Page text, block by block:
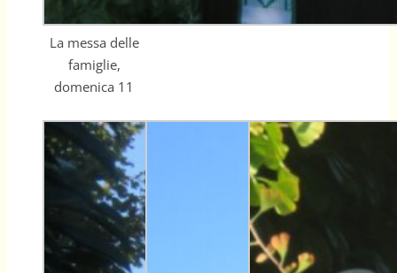
La messa delle
famiglie,
domenica 11